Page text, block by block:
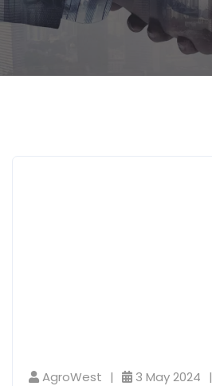
AgroWest 3 May 2024